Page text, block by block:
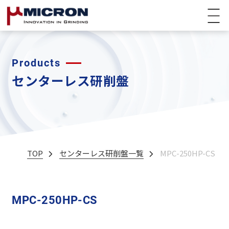
Products
センターレス研削盤
TOP センターレス研削盤一覧 MPC-250HP-CS
MPC-250HP-CS